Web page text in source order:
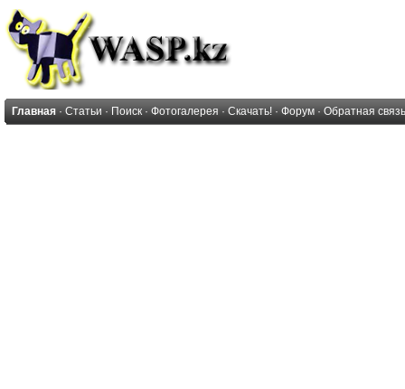
Главная · Статьи · Поиск · Фотогалерея · Скачать! · Форум · Обратная связь